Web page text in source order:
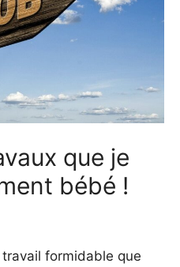
que je
bébé !
formidable que